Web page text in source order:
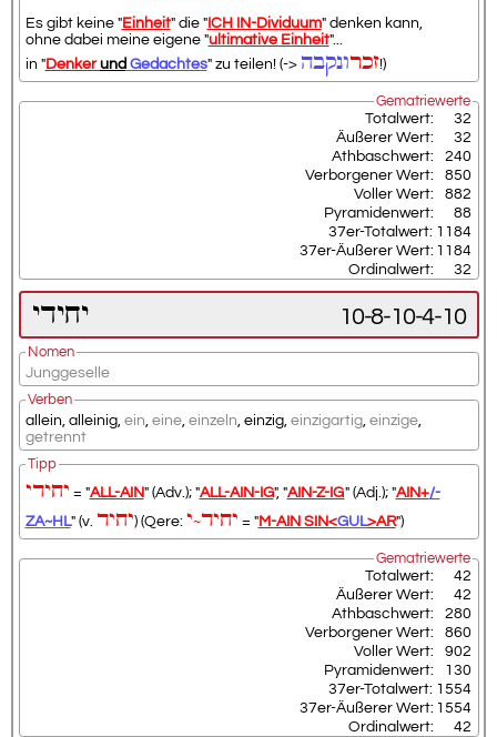
Es gibt keine "Einheit" die "ICH IN-Dividuum" denken kann,
ohne dabei meine eigene "ultimative Einheit"...
in "Denkerund Gedachtes" zu teilen! (-> זכרונקבה !)
Gematriewerte
Totalwert:
32
Äußerer Wert:
32
Athbaschwert:
240
Verborgener Wert:
850
Voller Wert:
882
Pyramidenwert:
88
37er-Totalwert: 1184
37er-Äußerer Wert: 1184
Ordinalwert:
32
יחידי 10-8-10-4-10
Nomen
Junggeselle
Verben
allein, alleinig, ein, eine, einzeln, einzig, einzigartig, einzige,
getrennt
Tipp
יחידי = "ALL-AIN" (Adv.); "ALL-AIN-IG", "AIN-Z-IG" (Adj.); "AIN+/-
ZA~HL" (v. יחיד) (Qere: י~יחיד = "M-AIN SIN<GUL>AR")
Gematriewerte
Totalwert:
42
Äußerer Wert:
42
Athbaschwert:
280
Verborgener Wert:
860
Voller Wert:
902
Pyramidenwert:
130
37er-Totalwert: 1554
37er-Äußerer Wert: 1554
Ordinalwert:
42